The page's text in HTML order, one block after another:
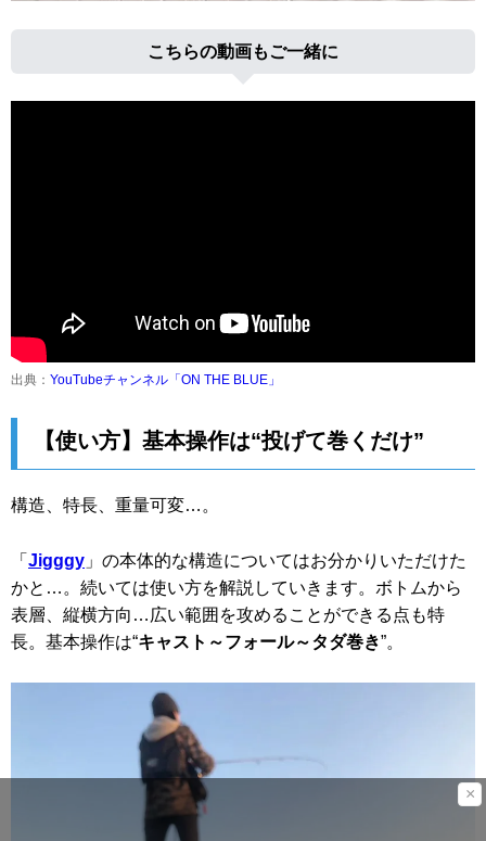
こちらの動画もご一緒に
出典： YouTubeチャンネル「ON THE BLUE」
【使い方】基本操作は“投げて巻くだけ”
構造、特長、重量可変…。
「 Jigggy 」の本体的な構造についてはお分かりいただけた
かと…。続いては使い方を解説していきます。ボトムから
表層、縦横方向…広い範囲を攻めることができる点も特
長。基本操作は“キャスト～フォール～タダ巻き”。
×